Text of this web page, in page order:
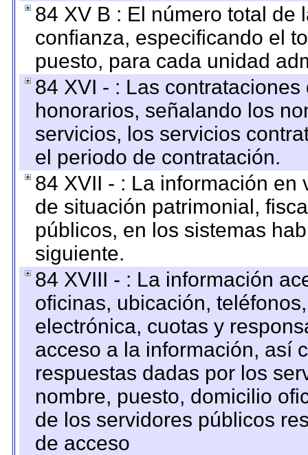
84 XV B : El número total de
confianza, especificando el
puesto, para cada unidad
84 XVI - : Las
honorarios, señalando los
servicios, los servicios
el periodo de contratación.
84 XVII - : La información
de situación patrimonial,
públicos, en los sistemas
siguiente.
84 XVIII - : La información
oficinas, ubicación,
electrónica, cuotas y
acceso a la información, así
respuestas dadas por los
nombre, puesto, domicilio
de los servidores públicos
de acceso